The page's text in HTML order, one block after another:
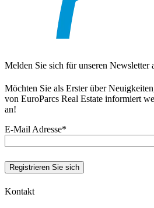
Melden Sie sich für unseren Newsletter
Möchten Sie als Erster über
von EuroParcs Real Estate informiert
an!
E-Mail Adresse*
Kontakt